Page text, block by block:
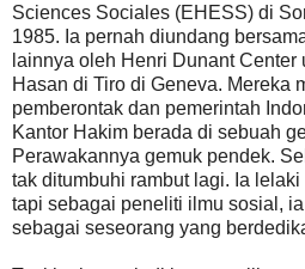
Sciences Sociales (EHESS) di
1985. Ia pernah diundang
lainnya oleh Henri Dunant Center
Hasan di Tiro di Geneva. Mereka
pemberontak dan pemerintah
Kantor Hakim berada di sebuah
Perawakannya gemuk pendek.
tak ditumbuhi rambut lagi. Ia
tapi sebagai peneliti ilmu sosial,
sebagai seseorang yang